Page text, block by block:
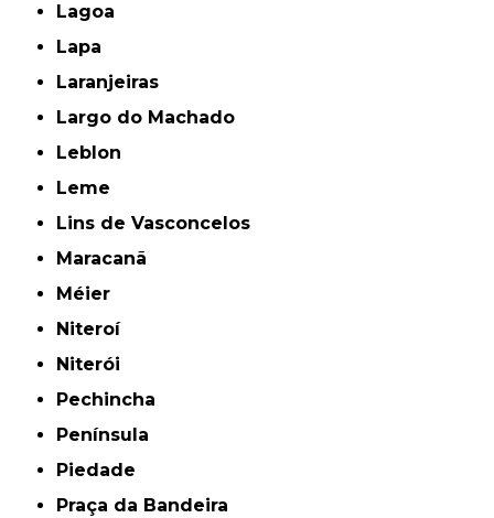
Lagoa
Lapa
Laranjeiras
Largo do Machado
Leblon
Leme
Lins de Vasconcelos
Maracanã
Méier
Niteroí
Niterói
Pechincha
Península
Piedade
Praça da Bandeira